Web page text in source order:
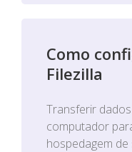
Como
Filezilla
Transferir
computador
hospedagem